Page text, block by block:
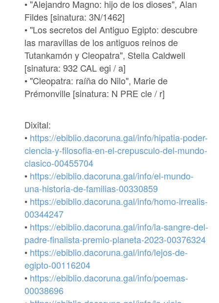
• "Alejandro Magno: hijo de los dioses", Alan
Fildes [sinatura: 3N/1462]
• "Los secretos del Antiguo Egipto: descubre
las maravillas de los antiguos reinos de
Tutankamón y Cleopatra", Stella Caldwell
[sinatura: 932 CAL egi / a]
• "Cleopatra: raíña do Nilo", Marie de
Prémonville [sinatura: N PRE cle / r]
Dixital:
• https://ebiblio.dacoruna.gal/info/hipatia-poder-
ciencia-y-filosofia-en-el-crepusculo-del-mundo-
clasico-00455704
• https://ebiblio.dacoruna.gal/info/el-mundo-
una-historia-de-familias-00330859
• https://ebiblio.dacoruna.gal/info/homo-irrealis-
00344247
• https://ebiblio.dacoruna.gal/info/la-sangre-del-
padre-finalista-premio-planeta-2023-00376324
• https://ebiblio.dacoruna.gal/info/lejos-de-
egipto-00116204
• https://ebiblio.dacoruna.gal/info/poemas-
00038696